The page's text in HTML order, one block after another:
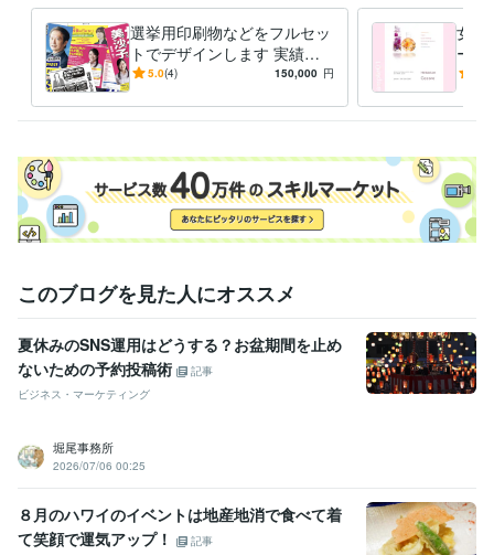
Adobe Photoshop:25年Adobe Premiere Pro:5年
Adobe Illustrator:25年Adobe InDesign:15年Live2D:1年
Adobe After Effects:3年Adobe Audition:3年
その他ツール
Dreamweaver:6年
得意分野
デザイン制作 印刷媒体・キャラクター作成
ビジネス 印刷 キャラクター イラスト
悩み相談・カウンセリング 心理カウンセラー
カウンセリング
名古屋経済大学 1992年3月 ~ 1996年2月
選挙用印刷物などをフルセッ
トでデザインします 実績多
数！『見やすさ徹底重視‼︎』
5.0(4) 150,000 円
女性
ー・
フェ
このブログを見た人にオススメ
夏休みのSNS運用はどうする？お盆期間を止め
ないための予約投稿術
記事
ビジネス・マーケティング
堀尾事務所
2026/07/06 00:25
８月のハワイのイベントは地産地消で食べて着
て笑顔で運気アップ！
記事